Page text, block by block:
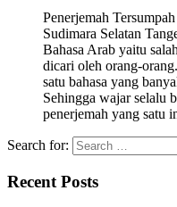
Penerjemah
Sudimara Selatan
Bahasa Arab yaitu
dicari oleh orang-
satu bahasa yang
Sehingga wajar selalu
penerjemah yang satu
Search for:
Recent Posts